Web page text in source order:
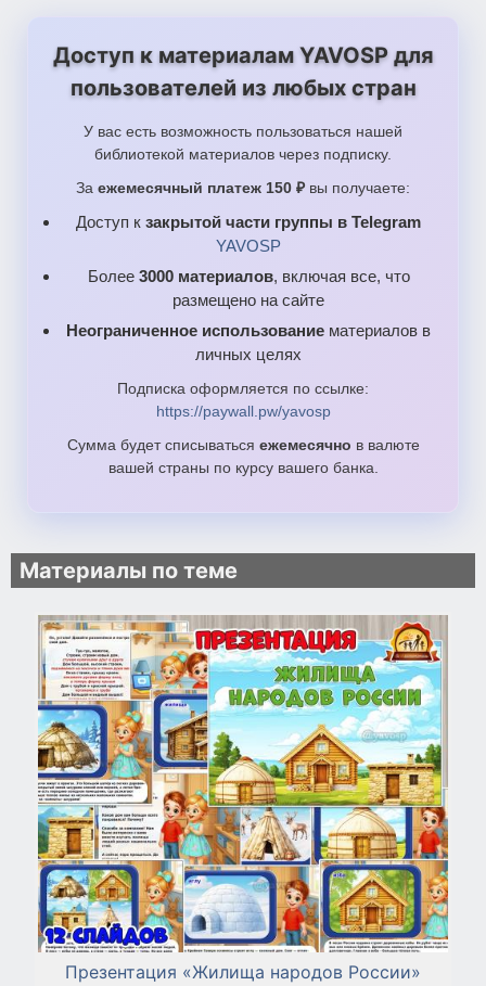
Доступ к материалам YAVOSP для
пользователей из любых стран
У вас есть возможность пользоваться нашей
библиотекой материалов через подписку.
За ежемесячный платеж 150 ₽ вы получаете:
Доступ к закрытой части группы в Telegram
YAVOSP
Более 3000 материалов, включая все, что
размещено на сайте
Неограниченное использование материалов в
личных целях
Подписка оформляется по ссылке:
https://paywall.pw/yavosp
Сумма будет списываться ежемесячно в валюте
вашей страны по курсу вашего банка.
Материалы по теме
Презентация «Жилища народов России»